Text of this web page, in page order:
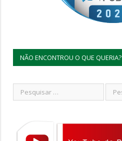
NÃO ENCONTROU O QUE QUERIA?